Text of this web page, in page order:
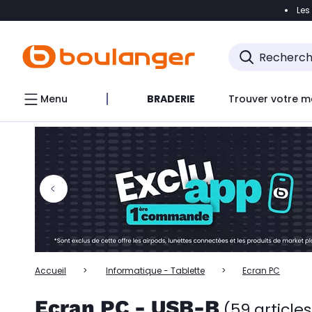
Accéder
Accéder directement au chatbot
Menu BRADERIE Trouver votre
Accueil Informatique - Tablette Ecran PC